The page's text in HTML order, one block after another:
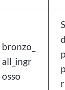
bronzo_
all_ingr
osso